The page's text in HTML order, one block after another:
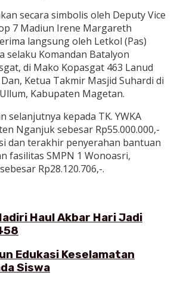
secara simbolis oleh Deputy Vice
7 Madiun Irene Margareth
langsung oleh Letkol (Pas)
selaku Komandan Batalyon
di Mako Kopasgat 463 Lanud
Ketua Takmir Masjid Suhardi di
Kabupaten Magetan.
selanjutnya kepada TK. YWKA
Nganjuk sebesar Rp55.000.000,-
dan terakhir penyerahan bantuan
fasilitas SMPN 1 Wonoasri,
Rp28.120.706,-.
Haul Akbar Hari Jadi
Edukasi Keselamatan
Siswa